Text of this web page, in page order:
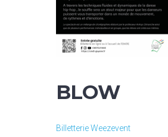
BLOW
Billetterie Weezevent